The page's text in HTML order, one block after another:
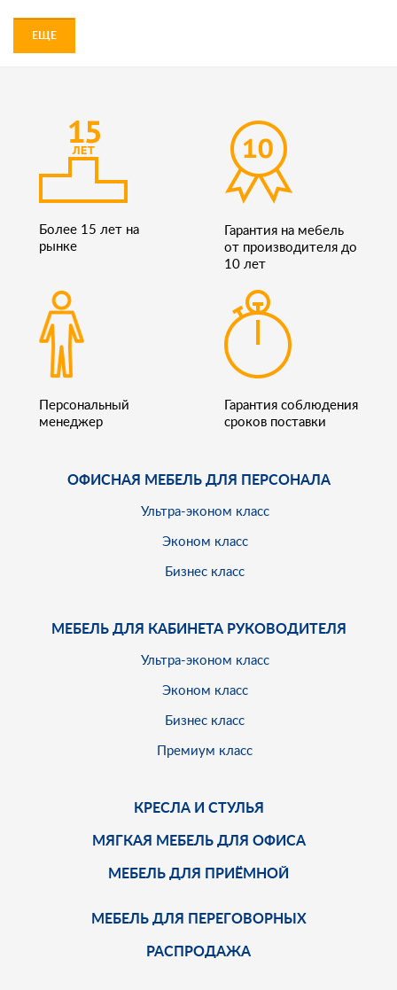
ЕЩЕ
Более 15 лет на
рынке
Гарантия на мебель
от производителя до
10 лет
Персональный
менеджер
Гарантия соблюдения
сроков поставки
ОФИСНАЯ МЕБЕЛЬ ДЛЯ ПЕРСОНАЛА
Ультра-эконом класс
Эконом класс
Бизнес класс
МЕБЕЛЬ ДЛЯ КАБИНЕТА РУКОВОДИТЕЛЯ
Ультра-эконом класс
Эконом класс
Бизнес класс
Премиум класс
КРЕСЛА И СТУЛЬЯ
МЯГКАЯ МЕБЕЛЬ ДЛЯ ОФИСА
МЕБЕЛЬ ДЛЯ ПРИЁМНОЙ
МЕБЕЛЬ ДЛЯ ПЕРЕГОВОРНЫХ
РАСПРОДАЖА